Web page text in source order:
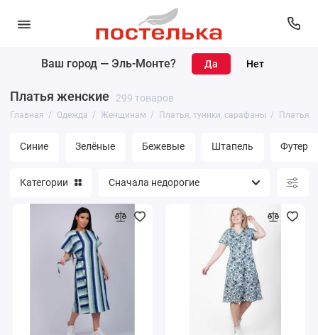
Ваш город — Эль-Монте?
Платья женские 299 товаров
Главная Одежда Женщинам Платья, туники, сарафаны Платья
Синие Зелёные Бежевые Штапель Футер
Мужчинам
Категории